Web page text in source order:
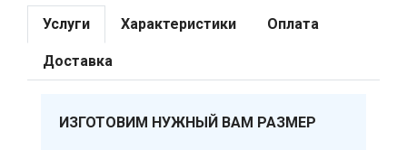
Услуги Характеристики Оплата
Доставка
ИЗГОТОВИМ НУЖНЫЙ ВАМ РАЗМЕР